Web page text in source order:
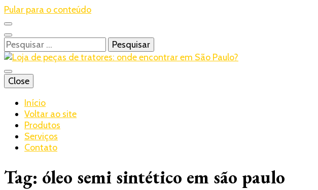
Pular para o conteúdo
Pesquisar
por:
Realtrac
Blog – Realtrac
Close
Início
Voltar ao site
Produtos
Serviços
Contato
Tag: óleo semi sintético em são paulo